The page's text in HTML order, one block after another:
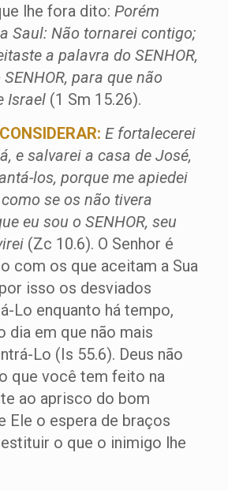
lhe fora dito: Porém
Saul: Não tornarei contigo;
a palavra do SENHOR,
para que não
Israel (1 Sm 15.26).
E fortalecerei
e salvarei a casa de José,
los, porque me apiedei
se os não tivera
eu sou o SENHOR, seu
(Zc 10.6). O Senhor é
com os que aceitam a Sua
isso os desviados
Lo enquanto há tempo,
dia em que não mais
Lo (Is 55.6). Deus não
que você tem feito na
ao aprisco do bom
Ele o espera de braços
o que o inimigo lhe